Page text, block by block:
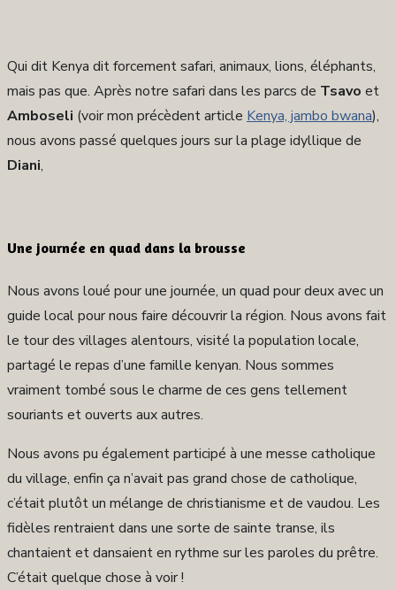
Qui dit Kenya dit forcement safari, animaux, lions, éléphants,
mais pas que. Après notre safari dans les parcs de Tsavo et
Amboseli (voir mon précèdent article Kenya, jambo bwana),
nous avons passé quelques jours sur la plage idyllique de
Diani,
Une journée en quad dans la brousse
Nous avons loué pour une journée, un quad pour deux avec un
guide local pour nous faire découvrir la région. Nous avons fait
le tour des villages alentours, visité la population locale,
partagé le repas d’une famille kenyan. Nous sommes
vraiment tombé sous le charme de ces gens tellement
souriants et ouverts aux autres.
Nous avons pu également participé à une messe catholique
du village, enfin ça n’avait pas grand chose de catholique,
c’était plutôt un mélange de christianisme et de vaudou. Les
fidèles rentraient dans une sorte de sainte transe, ils
chantaient et dansaient en rythme sur les paroles du prêtre.
C’était quelque chose à voir !